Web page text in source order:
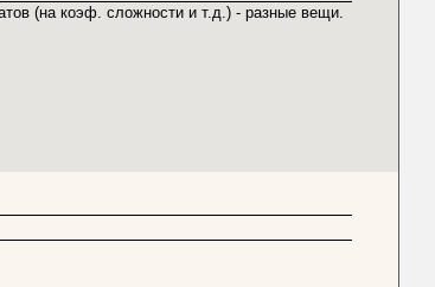
(на коэф. сложности и т.д.) - разные вещи.